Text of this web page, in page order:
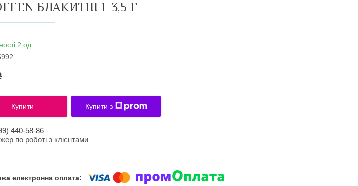
БЛАКИТНІ L 3,5 Г
2 од.
Купити Купити з
440-58-86
по роботі з клієнтами